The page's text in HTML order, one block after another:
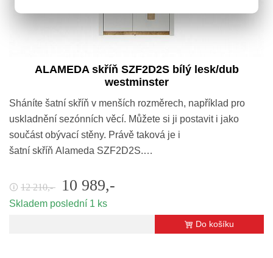
ALAMEDA skříň SZF2D2S bílý lesk/dub
westminster
Sháníte šatní skříň v menších rozměrech, například pro
uskladnění sezónních věcí. Můžete si ji postavit i jako
součást obývací stěny. Právě taková je i
šatní skříň Alameda SZF2D2S.…
🛈 12 210,- 10 989,-
Skladem poslední 1 ks
Do košíku